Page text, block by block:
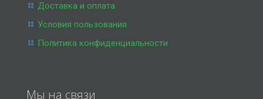
Доставка и оплата
Условия пользования
Политика конфиденциальности
Мы на связи